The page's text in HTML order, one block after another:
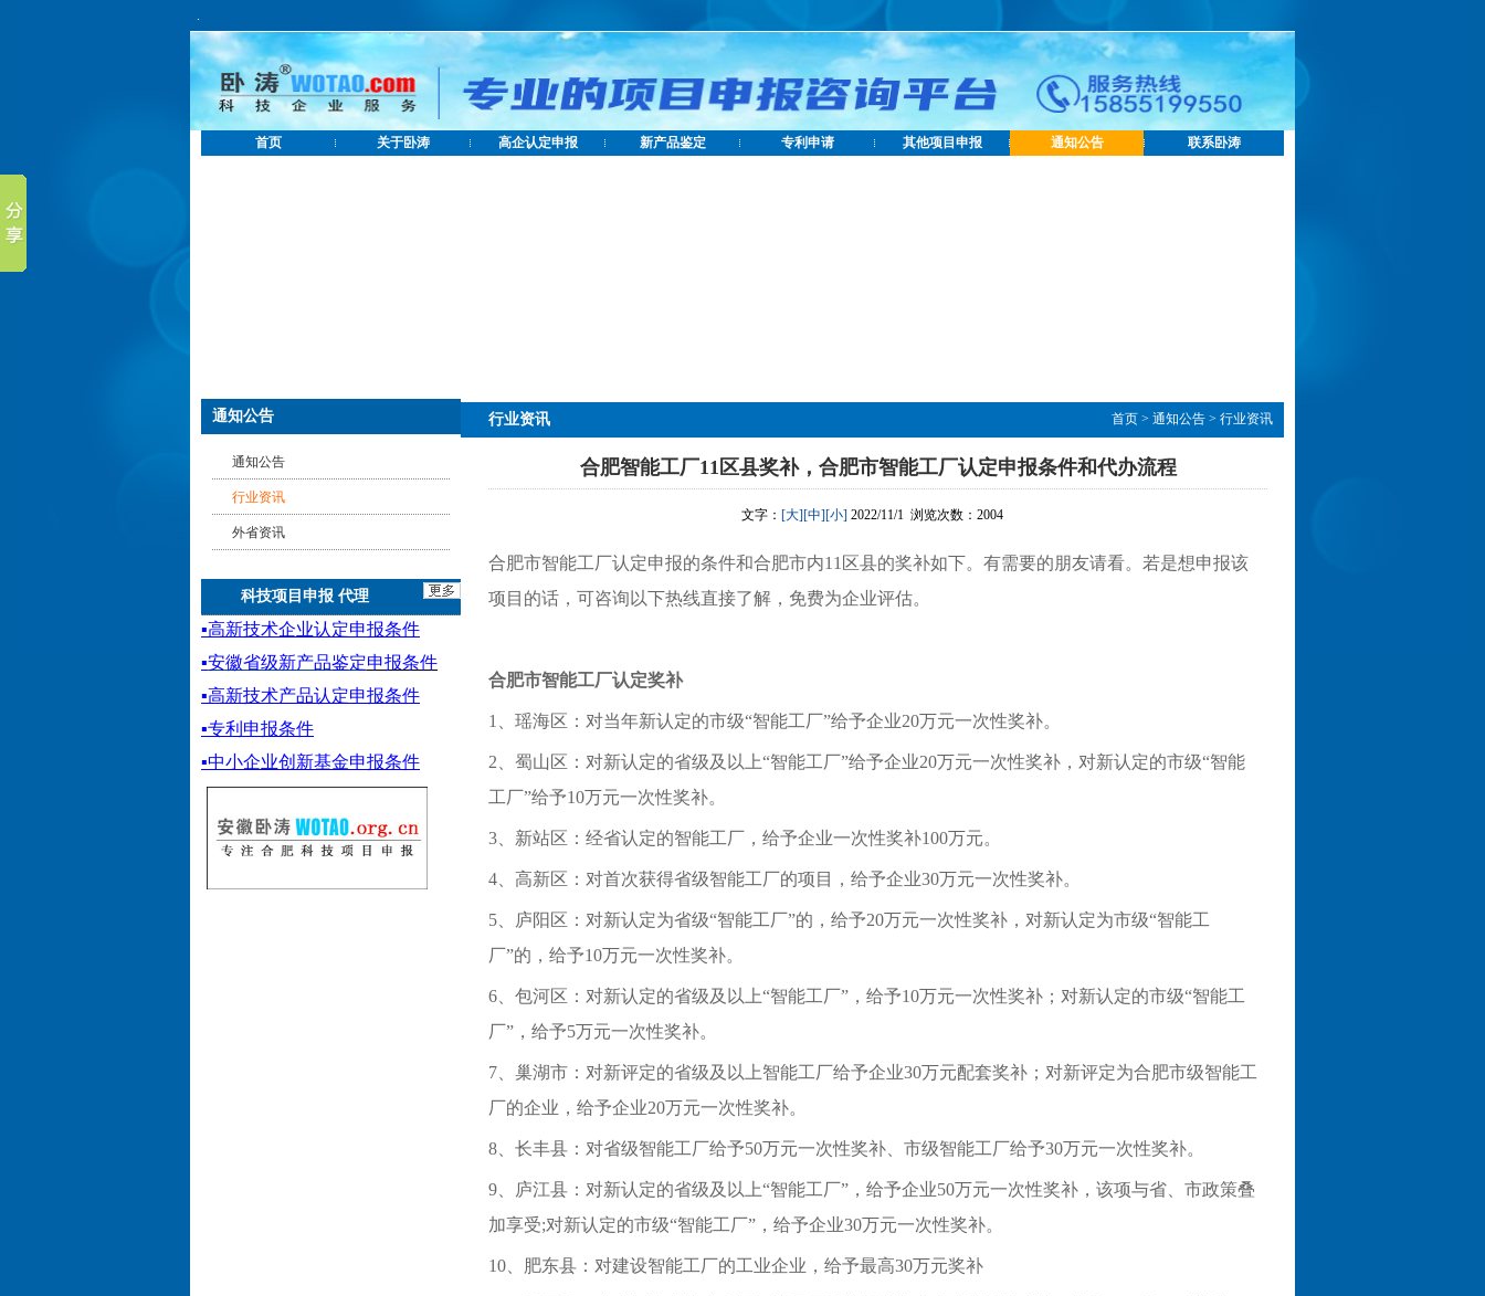
.
首页 关于卧涛 高企认定申报 新产品鉴定 专利申请 其他项目申报 通知公告 联系卧涛
首页 > 通知公告 > 行业资讯
通知公告
通知公告
行业资讯
外省资讯
科技项目申报 代理
▪高新技术企业认定申报条件
▪安徽省级新产品鉴定申报条件
▪高新技术产品认定申报条件
▪专利申报条件
▪中小企业创新基金申报条件
行业资讯
合肥智能工厂11区县奖补，合肥市智能工厂认定申报条件和代办流程
文字： [大][中][小] 2022/11/1 浏览次数：2004
合肥市智能工厂认定申报的条件和合肥市内11区县的奖补如下。有需要的朋友请看。若是想申报该
项目的话，可咨询以下热线直接了解，免费为企业评估。
合肥市智能工厂认定奖补
1、瑶海区：对当年新认定的市级“智能工厂”给予企业20万元一次性奖补。
2、蜀山区：对新认定的省级及以上“智能工厂”给予企业20万元一次性奖补，对新认定的市级“智能
工厂”给予10万元一次性奖补。
3、新站区：经省认定的智能工厂，给予企业一次性奖补100万元。
4、高新区：对首次获得省级智能工厂的项目，给予企业30万元一次性奖补。
5、庐阳区：对新认定为省级“智能工厂”的，给予20万元一次性奖补，对新认定为市级“智能工
厂”的，给予10万元一次性奖补。
6、包河区：对新认定的省级及以上“智能工厂”，给予10万元一次性奖补；对新认定的市级“智能工
厂”，给予5万元一次性奖补。
7、巢湖市：对新评定的省级及以上智能工厂给予企业30万元配套奖补；对新评定为合肥市级智能工
厂的企业，给予企业20万元一次性奖补。
8、长丰县：对省级智能工厂给予50万元一次性奖补、市级智能工厂给予30万元一次性奖补。
9、庐江县：对新认定的省级及以上“智能工厂”，给予企业50万元一次性奖补，该项与省、市政策叠
加享受;对新认定的市级“智能工厂”，给予企业30万元一次性奖补。
10、肥东县：对建设智能工厂的工业企业，给予最高30万元奖补